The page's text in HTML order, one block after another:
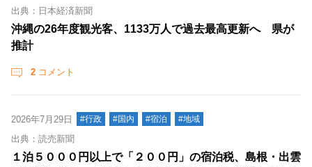
出典：日本経済新聞
沖縄の26年度観光客、1133万人で過去最高更新へ 県が
推計
2 コメント
2026年7月29日 #行政 #国内 #宿泊 #地域
出典：読売新聞
１泊５０００円以上で「２００円」の宿泊税、島根・出雲